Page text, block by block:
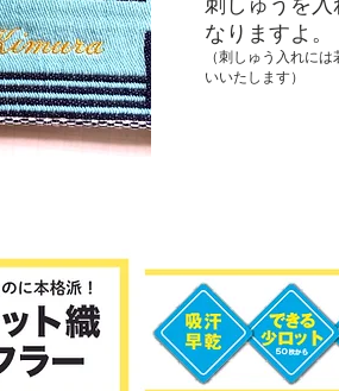
刺しゅうを
なりますよ。
（刺しゅう入れに
いいたします）